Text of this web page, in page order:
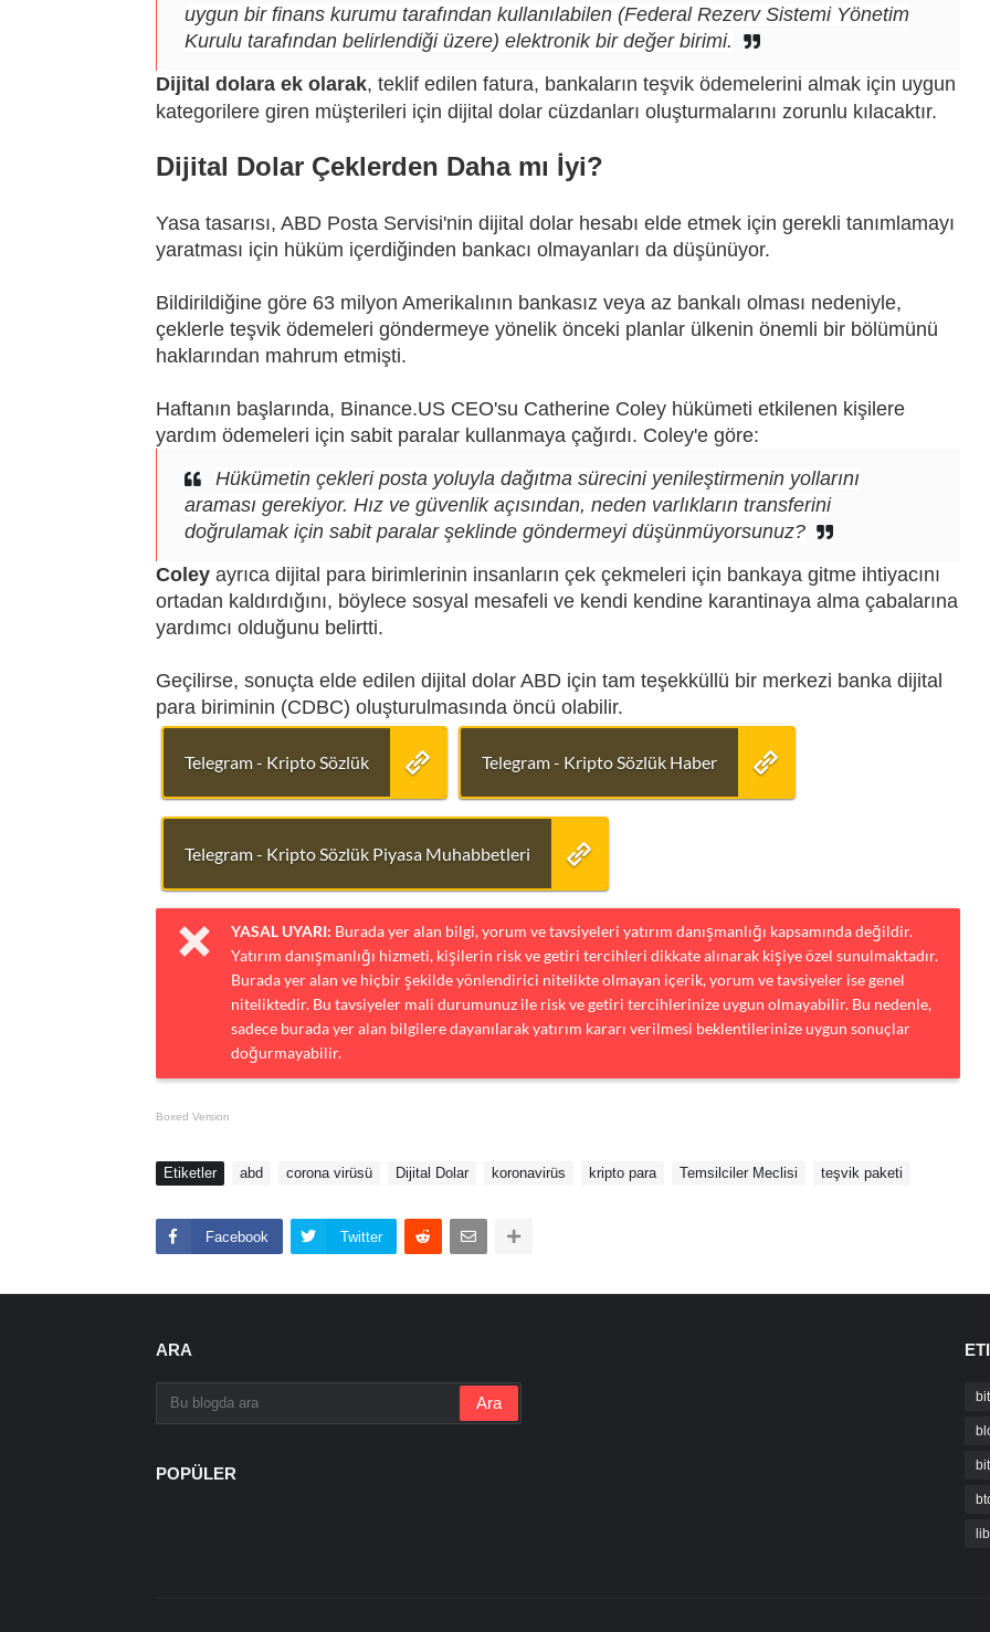
uygun bir finans kurumu tarafından kullanılabilen (Federal Rezerv Sistemi Yönetim
Kurulu tarafından belirlendiği üzere) elektronik bir değer birimi.
Dijital dolara ek olarak, teklif edilen fatura, bankaların teşvik ödemelerini almak için uygun
kategorilere giren müşterileri için dijital dolar cüzdanları oluşturmalarını zorunlu kılacaktır.
Dijital Dolar Çeklerden Daha mı İyi?
Yasa tasarısı, ABD Posta Servisi'nin dijital dolar hesabı elde etmek için gerekli tanımlamayı
yaratması için hüküm içerdiğinden bankacı olmayanları da düşünüyor.
Bildirildiğine göre 63 milyon Amerikalının bankasız veya az bankalı olması nedeniyle,
çeklerle teşvik ödemeleri göndermeye yönelik önceki planlar ülkenin önemli bir bölümünü
haklarından mahrum etmişti.
Haftanın başlarında, Binance.US CEO'su Catherine Coley hükümeti etkilenen kişilere
yardım ödemeleri için sabit paralar kullanmaya çağırdı. Coley'e göre:
Hükümetin çekleri posta yoluyla dağıtma sürecini yenileştirmenin yollarını
araması gerekiyor. Hız ve güvenlik açısından, neden varlıkların transferini
doğrulamak için sabit paralar şeklinde göndermeyi düşünmüyorsunuz?
Coleyayrıca dijital para birimlerinin insanların çek çekmeleri için bankaya gitme ihtiyacını
ortadan kaldırdığını, böylece sosyal mesafeli ve kendi kendine karantinaya alma çabalarına
yardımcı olduğunu belirtti.
Geçilirse, sonuçta elde edilen dijital dolar ABD için tam teşekküllü bir merkezi banka dijital
para biriminin (CDBC) oluşturulmasında öncü olabilir.
Telegram - Kripto Sözlük Telegram - Kripto Sözlük Haber
Telegram - Kripto Sözlük Piyasa Muhabbetleri
YASAL UYARI: Burada yer alan bilgi, yorum ve tavsiyeleri yatırım danışmanlığı kapsamında değildir.
Yatırım danışmanlığı hizmeti, kişilerin risk ve getiri tercihleri dikkate alınarak kişiye özel sunulmaktadır.
Burada yer alan ve hiçbir şekilde yönlendirici nitelikte olmayan içerik, yorum ve tavsiyeler ise genel
niteliktedir. Bu tavsiyeler mali durumunuz ile risk ve getiri tercihlerinize uygun olmayabilir. Bu nedenle,
sadece burada yer alan bilgilere dayanılarak yatırım kararı verilmesi beklentilerinize uygun sonuçlar
doğurmayabilir.
Boxed Version
Etiketler abd corona virüsü Dijital Dolar koronavirüs kripto para Temsilciler Meclisi teşvik paketi
Facebook Twitter
ARA
POPÜLER